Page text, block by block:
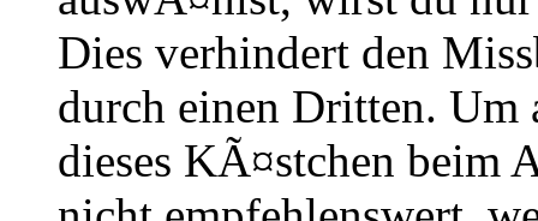
Dies verhindert den
durch einen Dritten. Um
dieses KÃ¤stchen beim